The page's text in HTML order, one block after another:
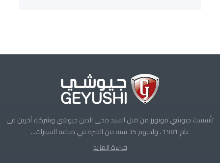
تأسست جيوشي موتورز من قبل السيد محي الدين جيوشي وشركاء آخرين في
عام 1981 ، ولديهم 35 سنة من الخبرة في صناعة السيارات...
قراءة المزيد